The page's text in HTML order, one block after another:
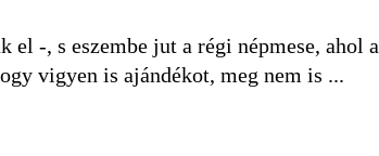
-, s eszembe jut a régi népmese, ahol a
vigyen is ajándékot, meg nem is ...